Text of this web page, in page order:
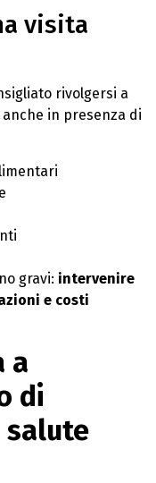
visita
rivolgersi a
anche in presenza di
gravi: intervenire
e costi
a
di